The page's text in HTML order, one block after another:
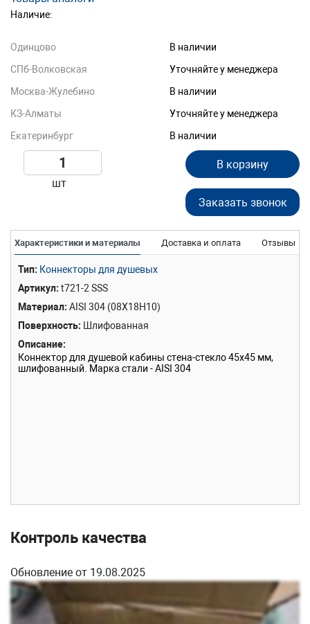
Наличие:
Одинцово
В наличии
СПб-Волковская
Уточняйте у менеджера
Москва-Жулебино
В наличии
КЗ-Алматы
Уточняйте у менеджера
Екатеринбург
В наличии
шт
В корзину
Заказать звонок
Характеристики и материалы Доставка и оплата Отзывы
Тип Коннекторы для душевых
Артикул t721-2 SSS
Материал AISI 304 (08Х18Н10)
Поверхность
Шлифованная
Описание
Коннектор для душевой кабины стена-стекло 45х45 мм,
шлифованный. Марка стали - AISI 304
Контроль качества
Обновление от 19.08.2025